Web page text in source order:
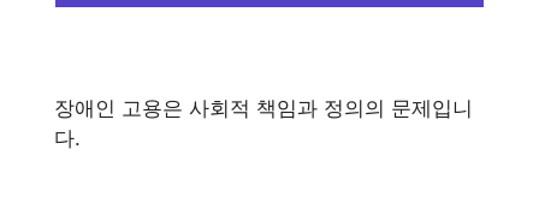
장애인 고용은 사회적 책임과 정의의 문제입니
다.